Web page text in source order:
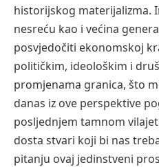
historijskog materijalizma.
nesreću kao i većina
posvjedočiti ekonomskoj
političkim, ideološkim i
promjenama granica, što
danas iz ove perspektive
posljednjem tamnom
dosta stvari koji bi nas
pitanju ovaj jedinstveni